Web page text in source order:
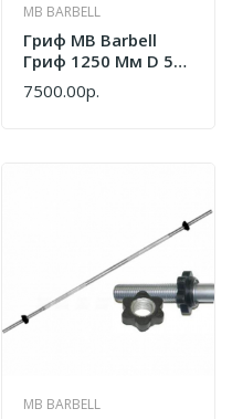
MB BARBELL
Гриф MB Barbell
Гриф 1250 Мм D 50
Мм Замок
Стопорный
7500.00р.
MB BARBELL